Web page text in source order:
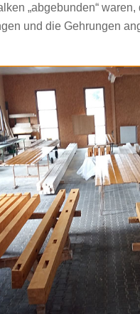
„abgebunden“
und die Gehrungen